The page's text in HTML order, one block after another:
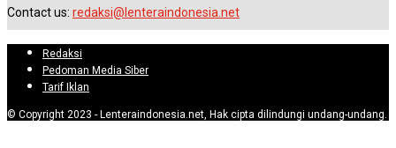
Contact us: redaksi@lenteraindonesia.net
Redaksi
Pedoman Media Siber
Tarif Iklan
© Copyright 2023 - Lenteraindonesia.net, Hak cipta dilindungi undang-undang.